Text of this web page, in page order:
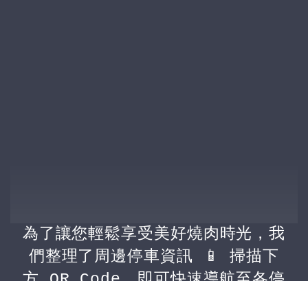
為了讓您輕鬆享受美好燒肉時光，我
們整理了周邊停車資訊 📱 掃描下